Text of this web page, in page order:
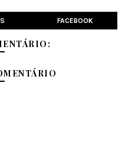
FACEBOOK